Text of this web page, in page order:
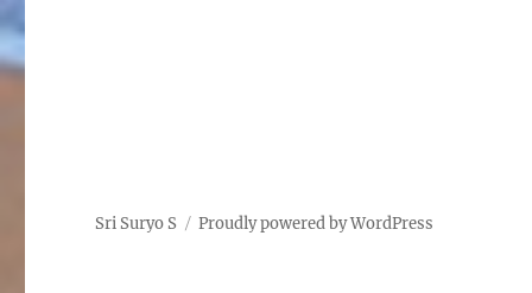
Sri Suryo S Proudly powered by WordPress